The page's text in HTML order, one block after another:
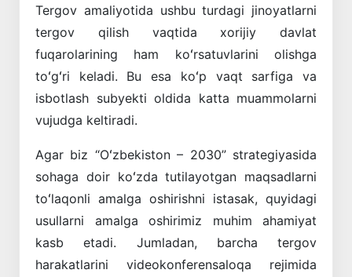
Tergov amaliyotida ushbu turdagi jinoyatlarni
tergov qilish vaqtida xorijiy davlat
fuqarolarining ham koʻrsatuvlarini olishga
toʻgʻri keladi. Bu esa koʻp vaqt sarfiga va
isbotlash subyekti oldida katta muammolarni
vujudga keltiradi.
Agar biz “Oʻzbekiston – 2030” strategiyasida
sohaga doir koʻzda tutilayotgan maqsadlarni
toʻlaqonli amalga oshirishni istasak, quyidagi
usullarni amalga oshirimiz muhim ahamiyat
kasb etadi. Jumladan, barcha tergov
harakatlarini videokonferensaloqa rejimida